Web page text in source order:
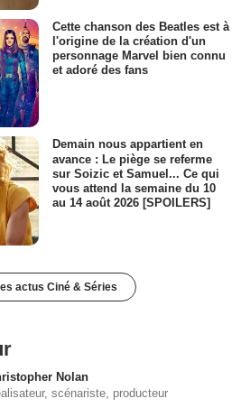
Cette chanson des Beatles est à
l'origine de la création d'un
personnage Marvel bien connu
et adoré des fans
Demain nous appartient en
avance : Le piège se referme
sur Soizic et Samuel... Ce qui
vous attend la semaine du 10
au 14 août 2026 [SPOILERS]
actus Ciné & Séries
Nolan
scénariste, producteur